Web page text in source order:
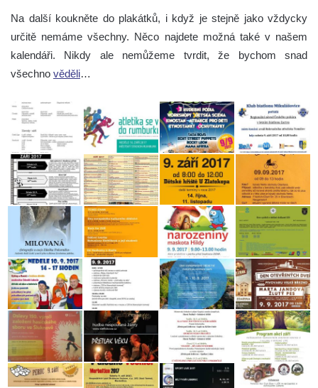
Na další koukněte do plakátků, i když je stejně jako vždycky
určitě nemáme všechny. Něco najdete možná také v našem
kalendáři. Nikdy ale nemůžeme tvrdit, že bychom snad
všechno věděli…